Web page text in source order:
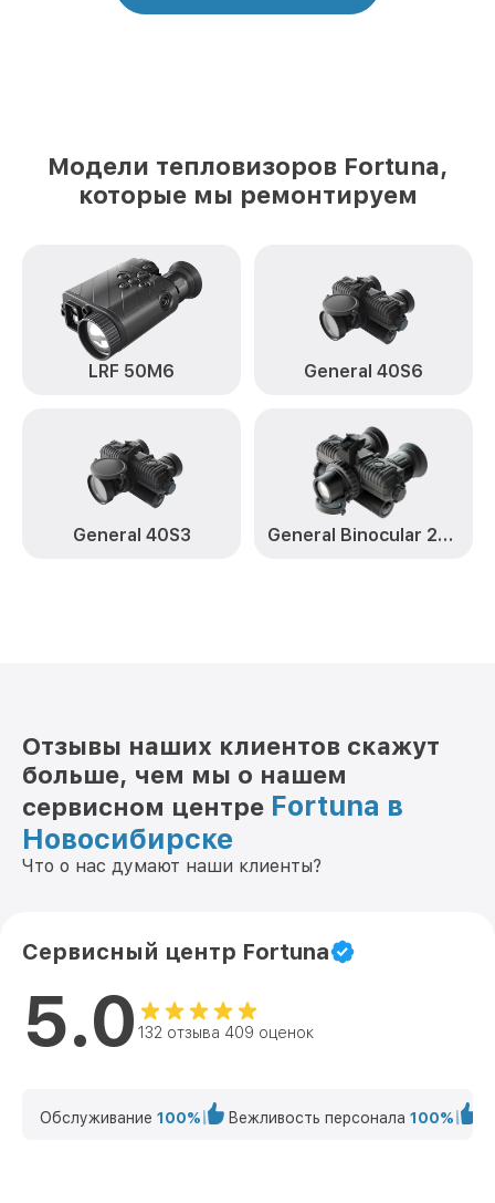
Модели тепловизоров Fortuna,
которые мы ремонтируем
LRF 50M6 General 40S6
General 40S3 General Binocular 25S6
Отзывы наших клиентов скажут
больше, чем мы о нашем
сервисном центре Fortuna в
Новосибирске
Что о нас думают наши клиенты?
Сервисный центр Fortuna
5.0 132 отзыва 409 оценок
Обслуживание 100% Вежливость персонала 100%